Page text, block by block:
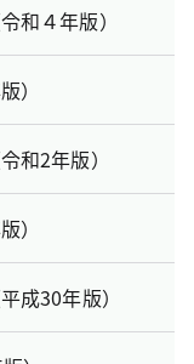
和４年版）
）
和2年版）
）
成30年版）